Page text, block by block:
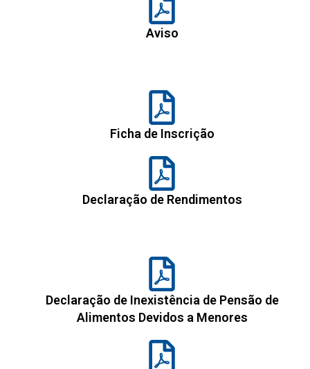
Aviso
Ficha de Inscrição
Declaração de Rendimentos
Declaração de Inexistência de Pensão de
Alimentos Devidos a Menores